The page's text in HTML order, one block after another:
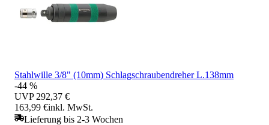
Stahlwille 3/8" (10mm) Schlagschraubendreher L.138mm
-44 %
UVP 292,37 €
163,99 €inkl. MwSt.
Lieferung bis 2-3 Wochen